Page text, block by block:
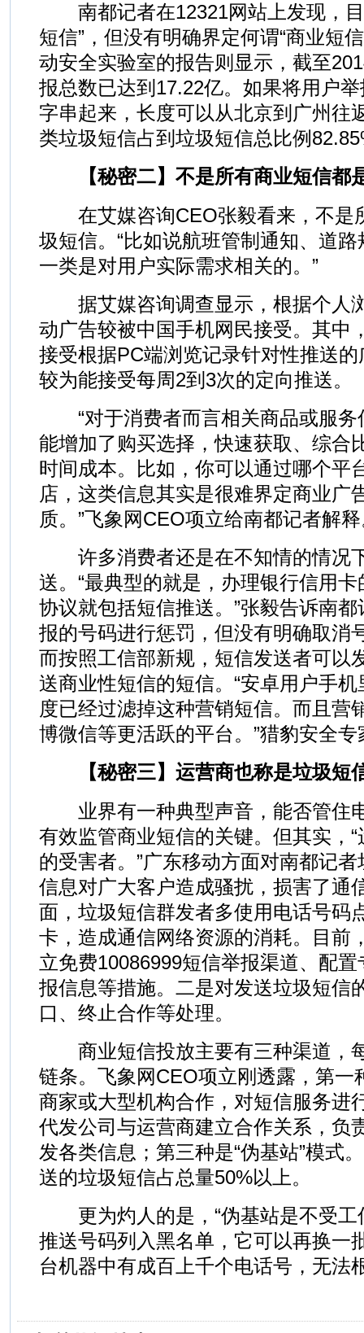
南都记者在12321网站上发现，目
短信”，但没有明确界定何谓“商业短
动安全实验室的报告则显示，截至
报总数已达到17.22亿。如果将用户
字串起来，长度可以从北京到广州往
类垃圾短信占到垃圾短信总比例
【秘密二】不是所有商业短信都
在艾媒咨询CEO张毅看来，不是
圾短信。“比如说航班管制通知、道
一类是对用户实际需求相关的。”
据艾媒咨询调查显示，根据个人
动广告较被中国手机网民接受。其中
接受根据PC端浏览记录针对性推送
较为能接受每周2到3次的定向推送。
“对于消费者而言相关商品或服务
能增加了购买选择，快速获取、综合
时间成本。比如，你可以通过哪个平
店，这类信息其实是很难界定商业广
质。”飞象网CEO项立给南都记者解
许多消费者还是在不知情的情况下
送。“最典型的就是，办理银行信用
协议就包括短信推送。”张毅告诉南
报的号码进行惩罚，但没有明确取消
而按照工信部新规，短信发送者可以
送商业性短信的短信。“安卓用户手
度已经过滤掉这种营销短信。而且营
博微信等更活跃的平台。”猎豹安全
【秘密三】运营商也称是垃圾短
业界有一种典型声音，能否管住
有效监管商业短信的关键。但其实，
的受害者。”广东移动方面对南都记
信息对广大客户造成骚扰，损害了通
面，垃圾短信群发者多使用电话号码
卡，造成通信网络资源的消耗。目前
立免费10086999短信举报渠道、配
报信息等措施。二是对发送垃圾短信
口、终止合作等处理。
商业短信投放主要有三种渠道，
链条。飞象网CEO项立刚透露，第一
商家或大型机构合作，对短信服务进
代发公司与运营商建立合作关系，负
发各类信息；第三种是“伪基站”模式
送的垃圾短信占总量50%以上。
更为灼人的是，“伪基站是不受工
推送号码列入黑名单，它可以再换一
台机器中有成百上千个电话号，无法